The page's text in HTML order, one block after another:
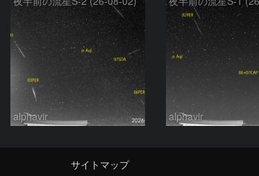
alphavir alphavir
サイトマップ